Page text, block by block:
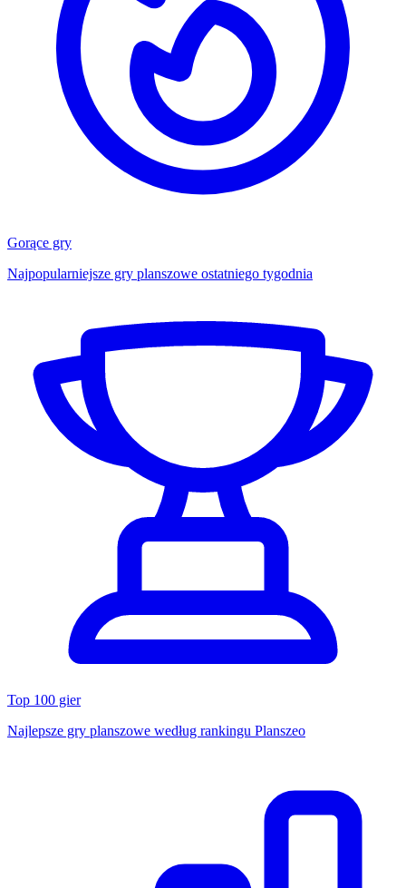
Gorące gry
Najpopularniejsze gry planszowe ostatniego tygodnia
Top 100 gier
Najlepsze gry planszowe według rankingu Planszeo